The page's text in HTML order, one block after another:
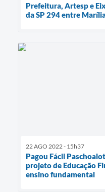
Prefeitura, Artesp e
da SP 294 entre
22 AGO 2022 - 15h37
Pagou Fácil
projeto de Educação
ensino fundamental